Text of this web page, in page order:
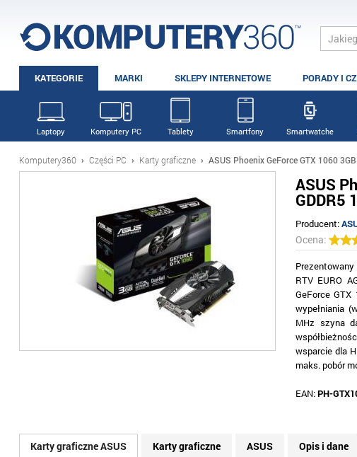
KATEGORIE MARKI SKLEPY INTERNETOWE PORADY I
Laptopy Komputery PC Tablety Smartfony Smartwatche
Komputery360 › Części PC › Karty graficzne › ASUS Phoenix GeForce GTX 1060
ASUS
GDDR5
Producent:
Ocena:
Prezentowany
RTV EURO
GeForce
wypełniania
MHz szyna
wsparcie dla
maks. pobór
EAN:PH-
Karty graficzne ASUS Karty graficzne ASUS Opis i dane